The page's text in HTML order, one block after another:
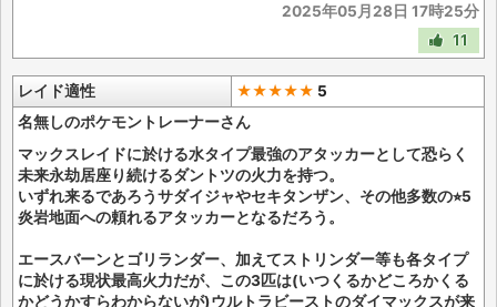
2025年05月28日 17時25分
11
レイド適性 ★★★★★ 5
名無しのポケモントレーナーさん
マックスレイドに於ける水タイプ最強のアタッカーとして恐らく
未来永劫居座り続けるダントツの火力を持つ。
いずれ来るであろうサダイジャやセキタンザン、その他多数の⭐︎5
炎岩地面への頼れるアタッカーとなるだろう。
エースバーンとゴリランダー、加えてストリンダー等も各タイプ
に於ける現状最高火力だが、この3匹は(いつくるかどころかくる
かどうかすらわからないが)ウルトラビーストのダイマックスが来